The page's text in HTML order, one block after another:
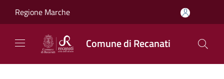
Regione Marche
Comune di Recanati